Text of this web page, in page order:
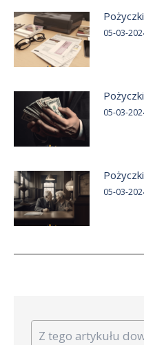
05-03-
05-03-
05-03-
Z tego artykułu